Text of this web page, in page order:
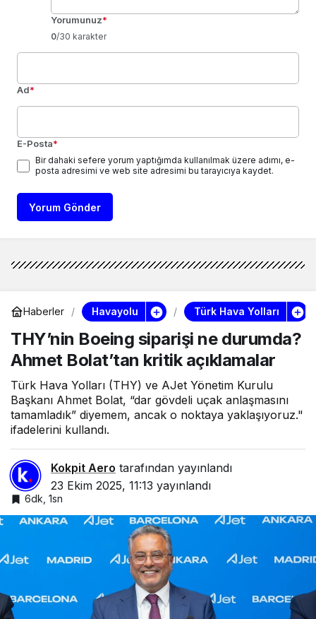
Yorumunuz*
0/30 karakter
Ad*
E-Posta*
Bir dahaki sefere yorum yaptığımda kullanılmak üzere adımı, e-
posta adresimi ve web site adresimi bu tarayıcıya kaydet.
Yorum Gönder
Haberler Havayolu Türk Hava Yolları
THY’nin Boeing siparişi ne durumda?
Ahmet Bolat’tan kritik açıklamalar
Türk Hava Yolları (THY) ve AJet Yönetim Kurulu
Başkanı Ahmet Bolat, “dar gövdeli uçak anlaşmasını
tamamladık” diyemem, ancak o noktaya yaklaşıyoruz."
ifadelerini kullandı.
Kokpit Aero tarafından yayınlandı
23 Ekim 2025, 11:13 yayınlandı
6dk, 1sn